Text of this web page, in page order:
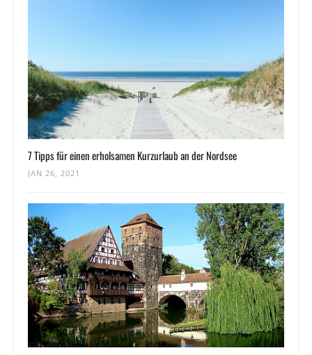
7 Tipps für einen erholsamen Kurzurlaub an der Nordsee
JAN 26, 2021